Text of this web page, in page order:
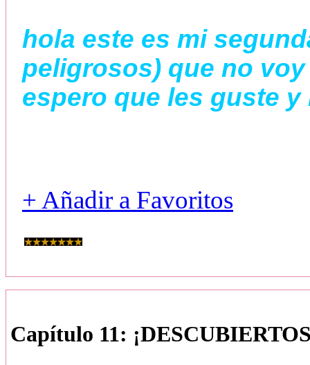
hola este es mi
peligrosos) que no
espero que les guste
+ Añadir a Favoritos
Capítulo 11: